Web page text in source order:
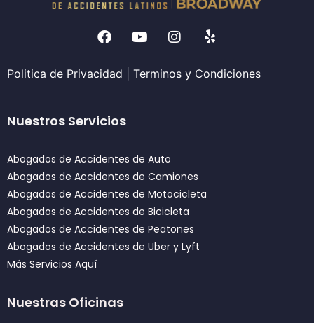
Politica de Privacidad Terminos y Condiciones
Nuestros Servicios
Abogados de Accidentes de Auto
Abogados de Accidentes de Camiones
Abogados de Accidentes de Motocicleta
Abogados de Accidentes de Bicicleta
Abogados de Accidentes de Peatones
Abogados de Accidentes de Uber y Lyft
Más Servicios Aquí
Nuestras Oficinas